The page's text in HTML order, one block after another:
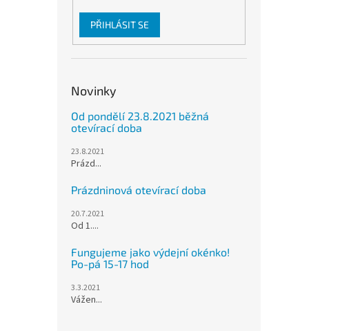
PŘIHLÁSIT SE
Novinky
Od pondělí 23.8.2021 běžná
otevírací doba
23.8.2021
Prázd...
Prázdninová otevírací doba
20.7.2021
Od 1....
Fungujeme jako výdejní okénko!
Po-pá 15-17 hod
3.3.2021
Vážen...